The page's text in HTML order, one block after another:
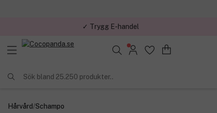
✓ Trygg E-handel
✓ Över 1,5 miljon kunder – Trustpilot 4,7 av 5
Sök bland 25.250 produkter..
Hårvård/Schampo